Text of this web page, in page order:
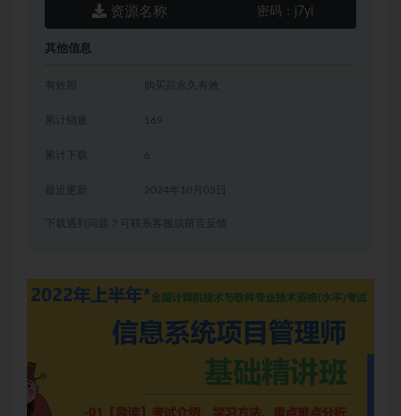
资源名称 密码： j7yi
其他信息
有效期 购买后永久有效
累计销量 169
累计下载 6
2024年10月05日
下载遇到问题？可联系客服或留言反馈